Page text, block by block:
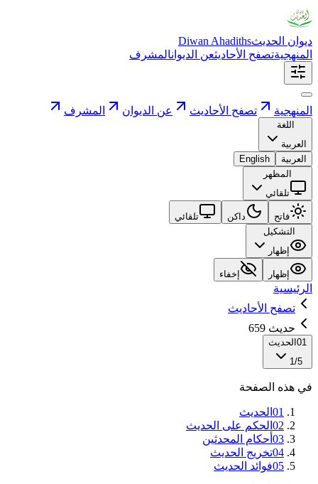
ديوان الحديثDiwan Ahadiths
المنهجيةتصفح الأحاديثعن الديوانالمشرف
المنهجية تصفح الأحاديث عن الديوان المشرف
اللغة
العربية
العربية
English
المظهر
تلقائي
فاتح داكن
تلقائي
التشكيل
إظهار
إظهار إخفاء
الرئيسية
تصفح الأحاديث
حديث 659
01 الحديث
1/5
في هذه الصفحة
01 الحديث
02 الحكم على الحديث
03 أحكام المحدثين
04تخريج الحديث
05فوائد الحديث